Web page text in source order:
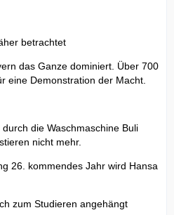
betrachtet
das Ganze dominiert. Über 700
eine Demonstration der Macht.
die Waschmaschine Buli
nicht mehr.
26. kommendes Jahr wird Hansa
zum Studieren angehängt